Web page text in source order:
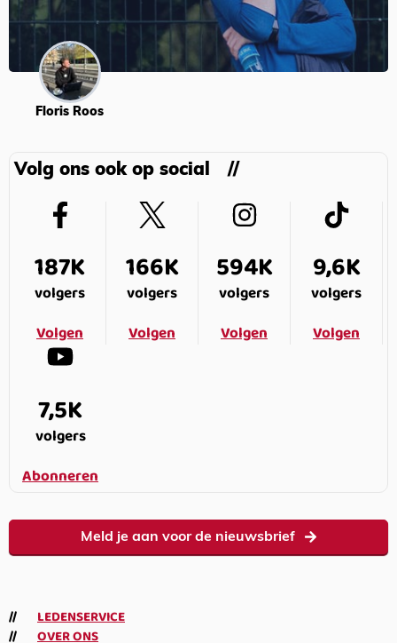
Floris Roos
Volg ons ook op social
187K
volgers
Volgen
166K
volgers
Volgen
594K
volgers
Volgen
9,6K
volgers
Volgen
7,5K
volgers
Abonneren
Meld je aan voor de nieuwsbrief
LEDENSERVICE
OVER ONS